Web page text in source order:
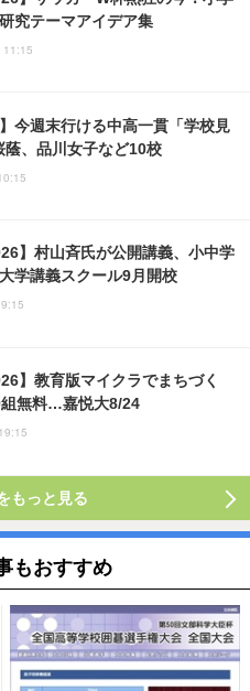
究テーマアイデア集
11:15
】今週末行ける中高一貫「学校見
、品川女子など10校
】村山斉氏が公開講義、小中学
学講義スクール9月開校
】教育版マイクラでまちづく
組無料…嘉悦大8/24
もっと見る
もおすすめ